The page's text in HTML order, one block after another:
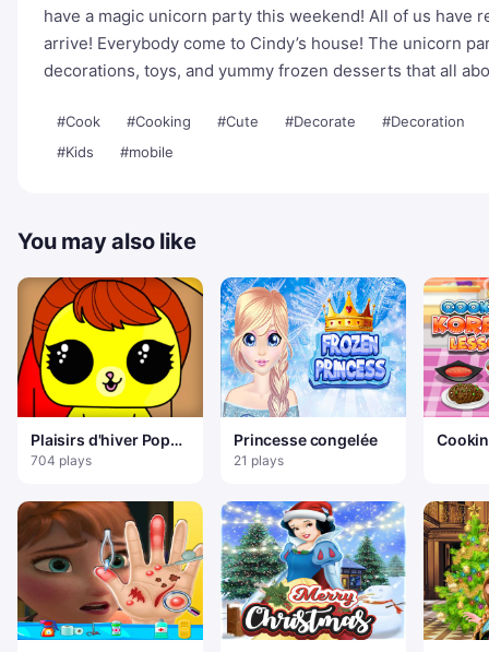
have a magic unicorn party this weekend! All of us have
arrive! Everybody come to Cindy’s house! The unicorn
decorations, toys, and yummy frozen desserts that all
#Cook #Cooking #Cute #Decorate
#Decoration
#Kids
#mobile
You may also like
Plaisirs d'hiver Popsy
Surprise
704 plays
Princesse congelée
21 plays